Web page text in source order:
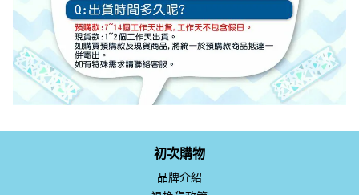
初次購物
品牌介紹